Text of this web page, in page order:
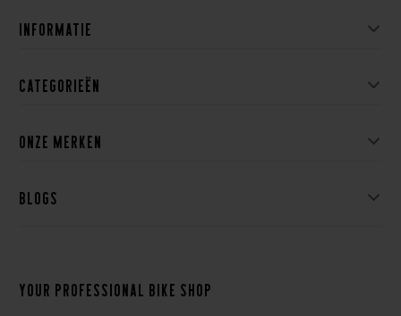
Informatie
Categorieën
Onze merken
Blogs
Your professional bike shop